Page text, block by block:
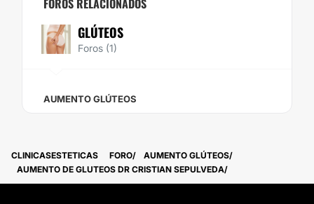
FOROS RELACIONADOS
GLÚTEOS
Foros (1)
AUMENTO GLÚTEOS
CLINICASESTETICAS FORO
AUMENTO GLÚTEOS
AUMENTO DE GLUTEOS DR CRISTIAN SEPULVEDA